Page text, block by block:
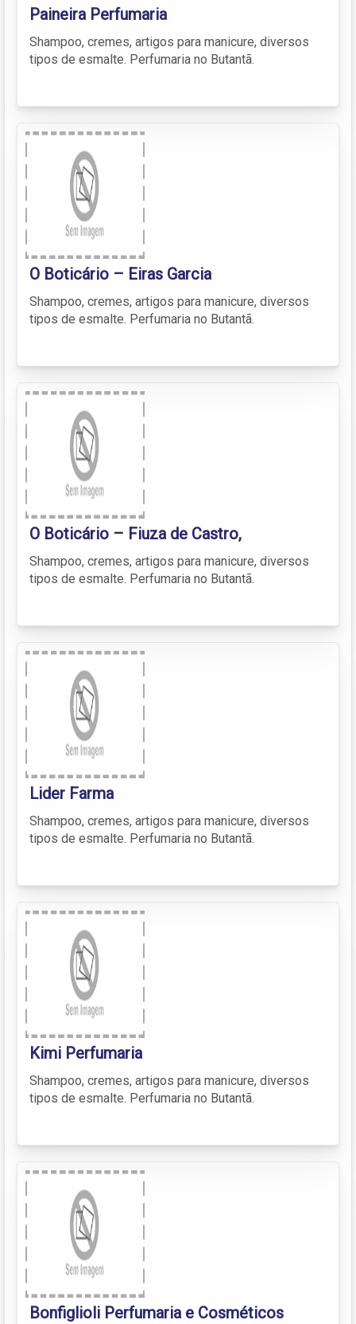
Paineira Perfumaria
Shampoo, cremes, artigos para manicure, diversos
tipos de esmalte. Perfumaria no Butantã.
O Boticário – Eiras Garcia
Shampoo, cremes, artigos para manicure, diversos
tipos de esmalte. Perfumaria no Butantã.
O Boticário – Fiuza de Castro,
Shampoo, cremes, artigos para manicure, diversos
tipos de esmalte. Perfumaria no Butantã.
Lider Farma
Shampoo, cremes, artigos para manicure, diversos
tipos de esmalte. Perfumaria no Butantã.
Kimi Perfumaria
Shampoo, cremes, artigos para manicure, diversos
tipos de esmalte. Perfumaria no Butantã.
Bonfiglioli Perfumaria e Cosméticos